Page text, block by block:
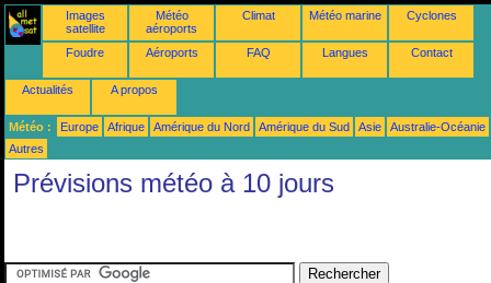
Images
satellite
Météo
aéroports
Climat Météo marine Cyclones
Foudre Aéroports FAQ Langues Contact
Actualités A propos
Météo : Europe Afrique Amérique du Nord Amérique du Sud Asie
Australie-Océanie
Autres
Prévisions météo à 10 jours